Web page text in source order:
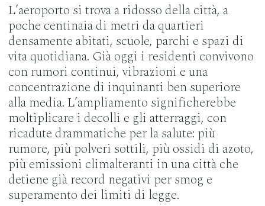
L’aeroporto si trova a ridosso della città, a
poche centinaia di metri da quartieri
densamente abitati, scuole, parchi e spazi di
vita quotidiana. Già oggi i residenti convivono
con rumori continui, vibrazioni e una
concentrazione di inquinanti ben superiore
alla media. L’ampliamento significherebbe
moltiplicare i decolli e gli atterraggi, con
ricadute drammatiche per la salute: più
rumore, più polveri sottili, più ossidi di azoto,
più emissioni climalteranti in una città che
detiene già record negativi per smog e
superamento dei limiti di legge.